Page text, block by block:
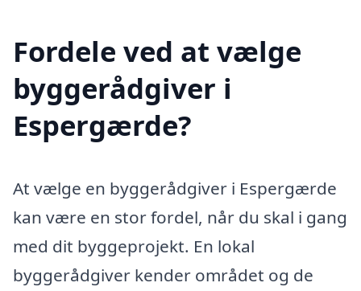
Fordele ved at vælge
byggerådgiver i
Espergærde?
At vælge en byggerådgiver i Espergærde
kan være en stor fordel, når du skal i gang
med dit byggeprojekt. En lokal
byggerådgiver kender området og de